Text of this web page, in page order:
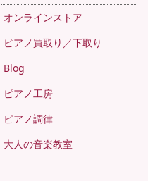
オンラインストア
ピアノ買取り／下取り
Blog
ピアノ工房
ピアノ調律
大人の音楽教室